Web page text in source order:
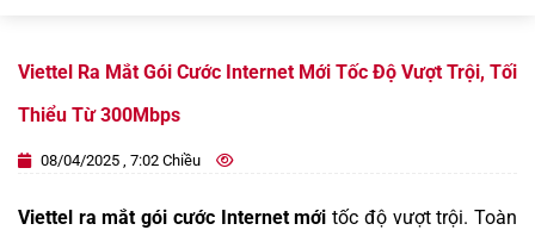
Viettel Ra Mắt Gói Cước Internet Mới Tốc Độ Vượt Trội, Tối
Thiểu Từ 300Mbps
08/04/2025 , 7:02 Chiều
Viettel ra mắt gói cước Internet mới tốc độ vượt trội. Toàn